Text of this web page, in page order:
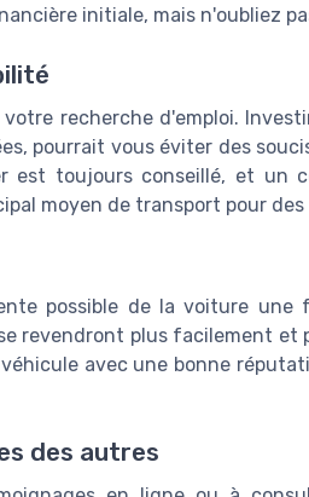
initiale, mais n'oubliez
recherche d'emploi.
pourrait vous éviter des
est toujours conseillé, et un
moyen de transport pour
possible de la voiture une
revendront plus facilement
avec une bonne
des autres